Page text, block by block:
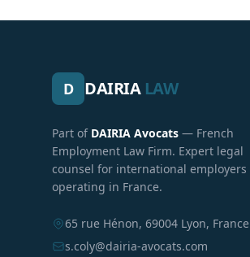
D DAIRIA LAW
Part of DAIRIA Avocats — French
Employment Law Firm. Expert legal
counsel for international employers
operating in France.
65 rue Hénon, 69004 Lyon, France
s.coly@dairia-avocats.com